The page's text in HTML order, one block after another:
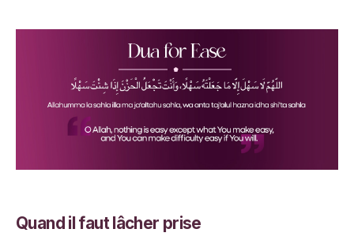
Quand il faut lâcher prise